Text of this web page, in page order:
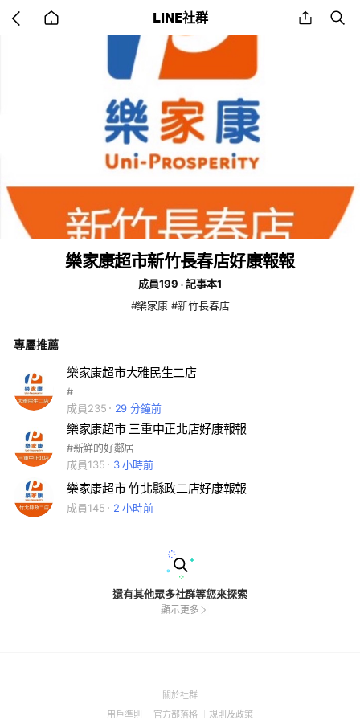
back LINE社群 share
樂家康超市新竹長春店好康報報
成員199
記事本1
#樂家康 #新竹長春店
專屬推薦
樂家康超市大雅民生二店
#
成員235
29 分鐘前
樂家康超市 三重中正北店好康報報
#新鮮的好鄰居
成員135
3 小時前
樂家康超市 竹北縣政二店好康報報
成員145 2 小時前
還有其他眾多社群等您來探索
顯示更多
關於社群(Open
用戶準則 (Open
官方部落格 (Open
規則及政策(Open